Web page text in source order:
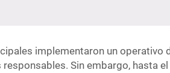
implementaron un operativo
Sin embargo, hasta